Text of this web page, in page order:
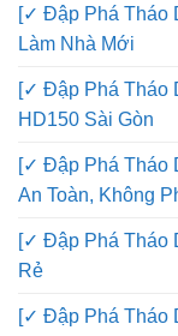
[✓ Đập Phá Tháo
Làm Nhà Mới
[✓ Đập Phá Tháo
HD150 Sài Gòn
[✓ Đập Phá Tháo
An Toàn, Không
[✓ Đập Phá Tháo
Rẻ
[✓ Đập Phá Tháo